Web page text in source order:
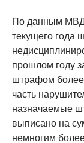
По данным МВД
текущего года
прошлом году
штрафом более
часть
назначаемые
выписано на
немногим